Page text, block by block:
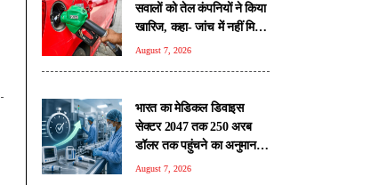
सवालों को तेल कंपनियों ने किया
खारिज, कहा- जांच में नहीं मिली
कोई गड़बड़ी
August 7, 2026
भारत का मेडिकल डिवाइस
सेक्टर 2047 तक 250 अरब
डॉलर तक पहुंचने का अनुमान:
रिपोर्ट
August 7, 2026